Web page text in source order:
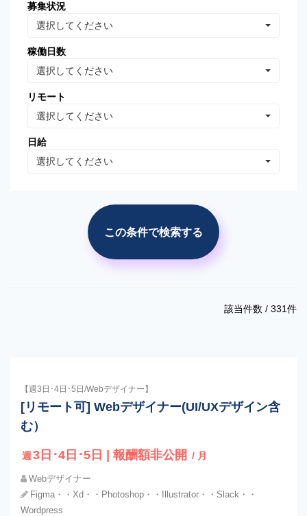
Oracle Database
Linux
VB.NET
WordPress
市場調査・分析 競合調査・分析
募集状況
選択してください
稼働日数
選択してください
リモート
選択してください
日給
選択してください
この条件で検索する
該当件数 / 331件
【週3日･4日･5日/Webデザイナー】
[リモート可] Webデザイナー(UI/UXデザイン含
む）
週 3日･4日･5日 | 報酬額非公開 / 月
Webデザイナー
Figma・・Xd・・Photoshop・・Illustrator・・Slack・・
Wordpress